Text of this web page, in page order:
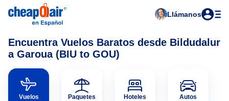
Llámanos
Encuentra Vuelos Baratos desde Bildudalur
a Garoua (BIU to GOU)
Vuelos Paquetes Hoteles Autos